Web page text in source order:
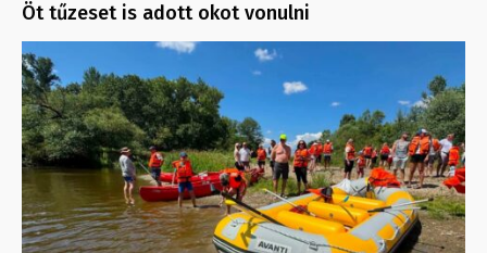
Öt tűzeset is adott okot vonulni